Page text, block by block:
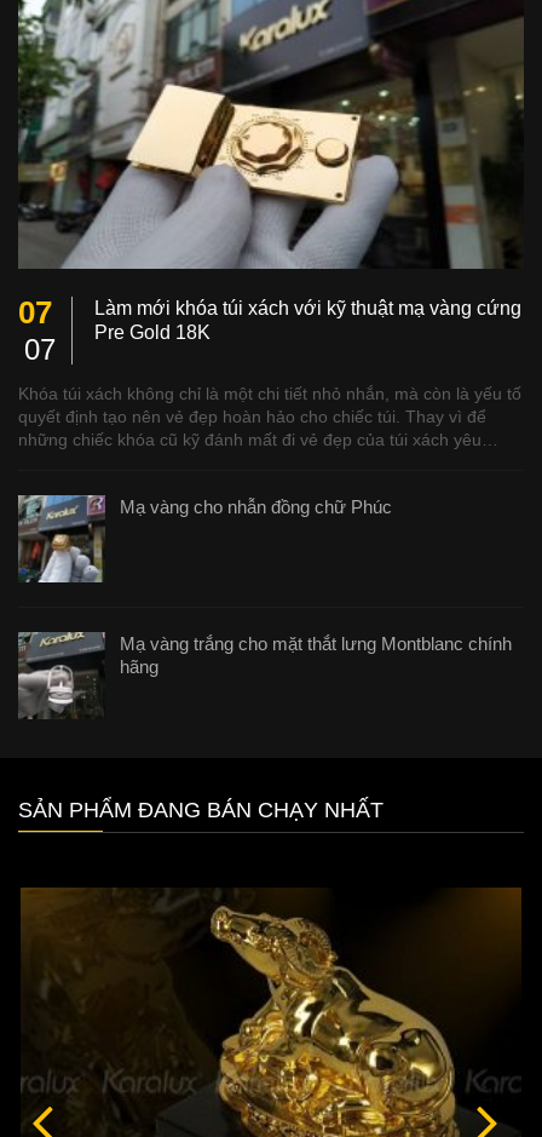
07
07
Làm mới khóa túi xách với kỹ thuật mạ vàng cứng
Pre Gold 18K
Khóa túi xách không chỉ là một chi tiết nhỏ nhắn, mà còn là yếu tố
quyết định tạo nên vẻ đẹp hoàn hảo cho chiếc túi. Thay vì để
những chiếc khóa cũ kỹ đánh mất đi vẻ đẹp của túi xách yêu…
Mạ vàng cho nhẫn đồng chữ Phúc
Mạ vàng trắng cho mặt thắt lưng Montblanc chính
hãng
SẢN PHẨM ĐANG BÁN CHẠY NHẤT